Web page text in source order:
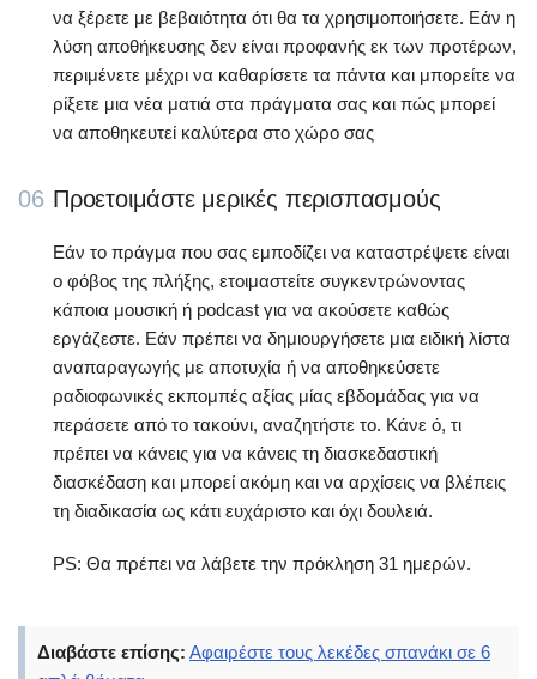
να ξέρετε με βεβαιότητα ότι θα τα χρησιμοποιήσετε. Εάν η
λύση αποθήκευσης δεν είναι προφανής εκ των προτέρων,
περιμένετε μέχρι να καθαρίσετε τα πάντα και μπορείτε να
ρίξετε μια νέα ματιά στα πράγματα σας και πώς μπορεί
να αποθηκευτεί καλύτερα στο χώρο σας
06 Προετοιμάστε μερικές περισπασμούς
Εάν το πράγμα που σας εμποδίζει να καταστρέψετε είναι
ο φόβος της πλήξης, ετοιμαστείτε συγκεντρώνοντας
κάποια μουσική ή podcast για να ακούσετε καθώς
εργάζεστε. Εάν πρέπει να δημιουργήσετε μια ειδική λίστα
αναπαραγωγής με αποτυχία ή να αποθηκεύσετε
ραδιοφωνικές εκπομπές αξίας μίας εβδομάδας για να
περάσετε από το τακούνι, αναζητήστε το. Κάνε ό, τι
πρέπει να κάνεις για να κάνεις τη διασκεδαστική
διασκέδαση και μπορεί ακόμη και να αρχίσεις να βλέπεις
τη διαδικασία ως κάτι ευχάριστο και όχι δουλειά.
PS: Θα πρέπει να λάβετε την πρόκληση 31 ημερών.
Διαβάστε επίσης: Αφαιρέστε τους λεκέδες σπανάκι σε 6